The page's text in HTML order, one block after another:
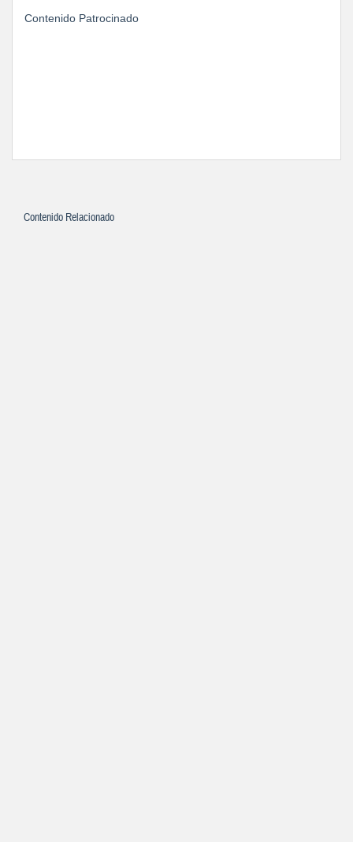
Contenido Patrocinado
Contenido Relacionado